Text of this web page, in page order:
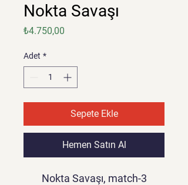
Nokta Savaşı
₺4.750,00
Adet *
Sepete Ekle
Hemen Satın Al
Nokta Savaşı, match-3